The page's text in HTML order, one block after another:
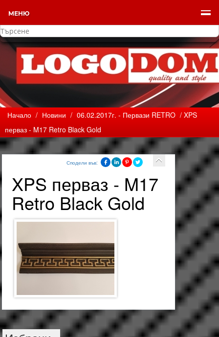
МЕНЮ
Начало / Новини / 06.02.2017г. - Первази RETRO / XPS
перваз - M17 Retro Black Gold
Сподели във:
XPS перваз - M17
Retro Black Gold